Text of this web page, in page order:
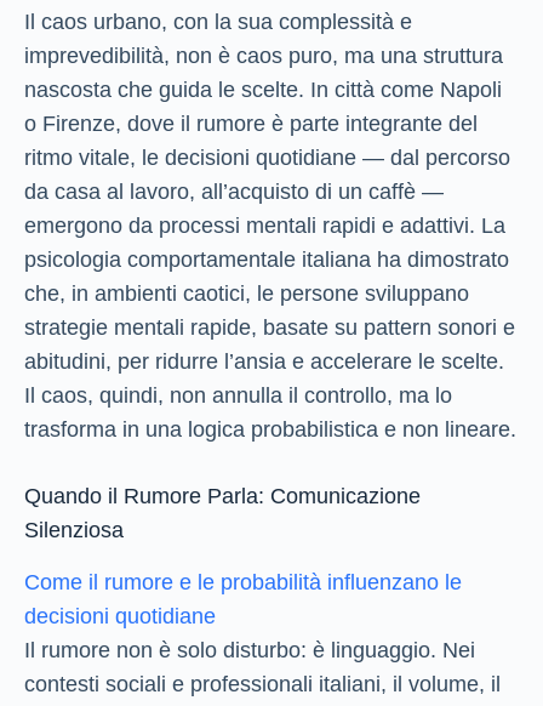
Il caos urbano, con la sua complessità e
imprevedibilità, non è caos puro, ma una struttura
nascosta che guida le scelte. In città come Napoli
o Firenze, dove il rumore è parte integrante del
ritmo vitale, le decisioni quotidiane — dal percorso
da casa al lavoro, all’acquisto di un caffè —
emergono da processi mentali rapidi e adattivi. La
psicologia comportamentale italiana ha dimostrato
che, in ambienti caotici, le persone sviluppano
strategie mentali rapide, basate su pattern sonori e
abitudini, per ridurre l’ansia e accelerare le scelte.
Il caos, quindi, non annulla il controllo, ma lo
trasforma in una logica probabilistica e non lineare.
Quando il Rumore Parla: Comunicazione
Silenziosa
Come il rumore e le probabilità influenzano le
decisioni quotidiane
Il rumore non è solo disturbo: è linguaggio. Nei
contesti sociali e professionali italiani, il volume, il